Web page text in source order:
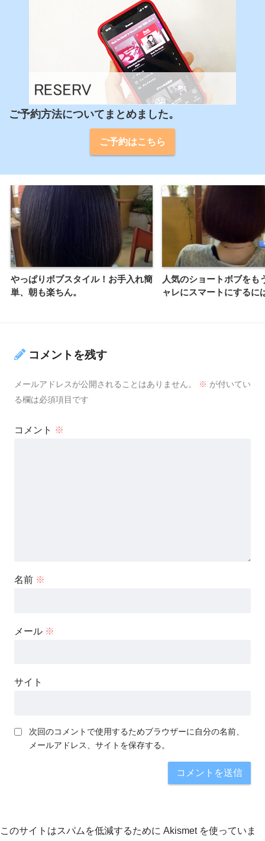
ご予約方法についてまとめました。
ご予約はこちら
やっぱりボブスタイル！お手入れ簡
単、朝も楽ちん。
人気のショートボブをも
ャレにスマートにするに
コメントを残す
メールアドレスが公開されることはありません。 ※ が付いてい
る欄は必須項目です
コメント ※
名前 ※
メール ※
サイト
次回のコメントで使用するためブラウザーに自分の名前、
メールアドレス、サイトを保存する。
このサイトはスパムを低減するために Akismet を使っていま